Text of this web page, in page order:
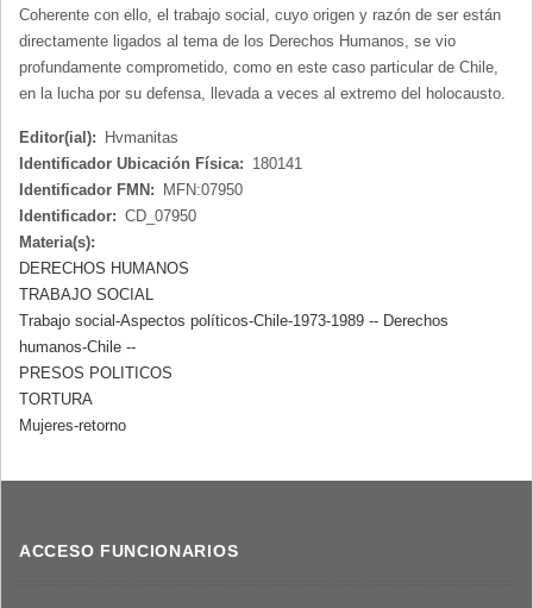
Coherente con ello, el trabajo social, cuyo origen y razón de ser están
directamente ligados al tema de los Derechos Humanos, se vio
profundamente comprometido, como en este caso particular de Chile,
en la lucha por su defensa, llevada a veces al extremo del holocausto.
Editor(ial):
Hvmanitas
Identificador Ubicación Física: 180141
Identificador FMN:
MFN:07950
Identificador: CD_07950
Materia(s):
DERECHOS HUMANOS
TRABAJO SOCIAL
Trabajo social-Aspectos políticos-Chile-1973-1989 -- Derechos
humanos-Chile --
PRESOS POLITICOS
TORTURA
Mujeres-retorno
ACCESO FUNCIONARIOS